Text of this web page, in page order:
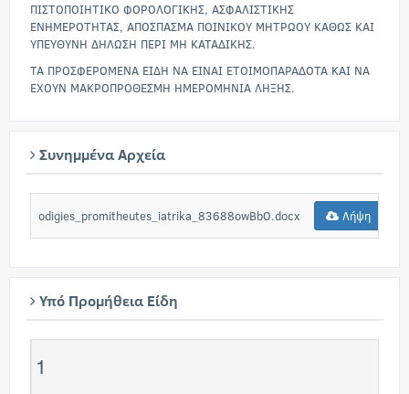
ΠΙΣΤΟΠΟΙΗΤΙΚΟ ΦΟΡΟΛΟΓΙΚΗΣ, ΑΣΦΑΛΙΣΤΙΚΗΣ
ΕΝΗΜΕΡΟΤΗΤΑΣ, ΑΠΟΣΠΑΣΜΑ ΠΟΙΝΙΚΟΥ ΜΗΤΡΩΟΥ ΚΑΘΩΣ ΚΑΙ
ΥΠΕΥΘΥΝΗ ΔΗΛΩΣΗ ΠΕΡΙ ΜΗ ΚΑΤΑΔΙΚΗΣ.
ΤΑ ΠΡΟΣΦΕΡΟΜΕΝΑ ΕΙΔΗ ΝΑ ΕΙΝΑΙ ΕΤΟΙΜΟΠΑΡΑΔΟΤΑ ΚΑΙ ΝΑ
ΕΧΟΥΝ ΜΑΚΡΟΠΡΟΘΕΣΜΗ ΗΜΕΡΟΜΗΝΙΑ ΛΗΞΗΣ.
Συνημμένα Αρχεία
odigies_promitheutes_iatrika_83688owBbO.docx Λήψη
Υπό Προμήθεια Είδη
1